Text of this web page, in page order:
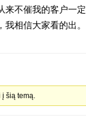
来不催我的客户一
我相信大家看的出
į šią temą.